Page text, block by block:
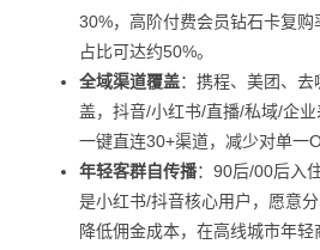
30%，高阶付费会员钻石卡复购
占比可达约50%。
全域渠道覆盖：携程、美团、
盖，抖音/小红书/直播/私域/企业
一键直连30+渠道，减少对单一
年轻客群自传播：90后/00后入
是小红书/抖音核心用户，愿意
降低佣金成本，在高线城市年